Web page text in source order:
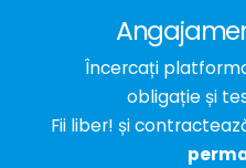
Încercați
obligație și
Fii liber! și